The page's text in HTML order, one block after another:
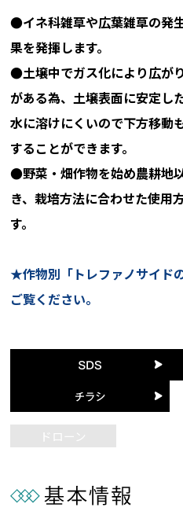
●イネ科雑草や広葉雑草の発
果を発揮します。
●土壌中でガス化により広が
がある為、土壌表面に安定し
水に溶けにくいので下方移動
することができます。
●野菜・畑作物を始め農耕地
き、栽培方法に合わせた使用
す。
★作物別「トレファノサイド
ご覧ください。
ドローン